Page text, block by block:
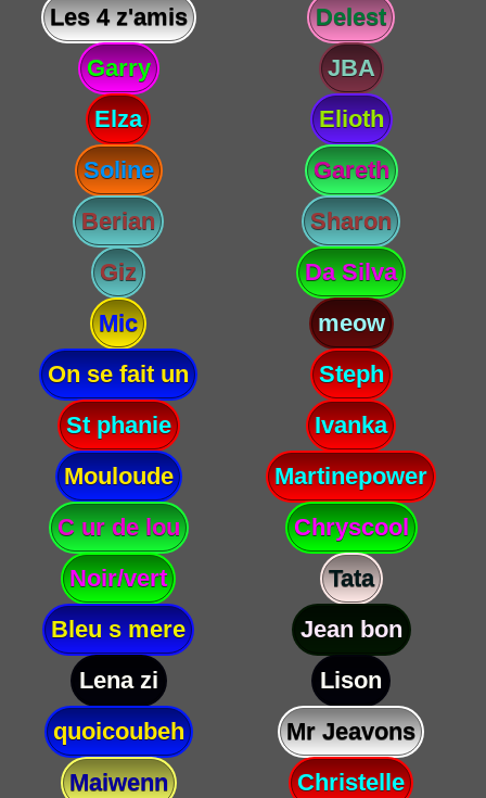
Les 4 z'amis
Delest
Garry
JBA
Elza
Elioth
Soline
Gareth
Berian
Sharon
Giz
Da Silva
Mic
meow
On se fait un
Steph
St phanie
Ivanka
Mouloude
Martinepower
C ur de lou
Chryscool
Noir/vert
Tata
Bleu s mere
Jean bon
Lena zi
Lison
quoicoubeh
Mr Jeavons
Maiwenn
Christelle